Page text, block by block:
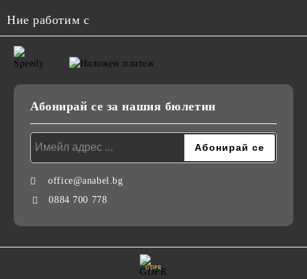
Ние работим с
Абонирай се за нашия бюлетин
office@anabel.bg
0884 700 778
GDPR